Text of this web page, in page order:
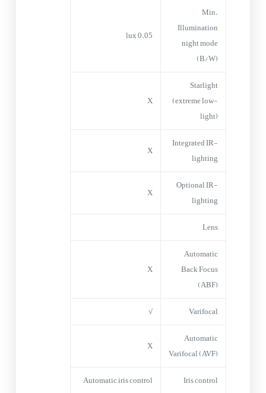
Min.
Illumination
night mode
(B/W)
0.05 lux
Starlight
(extreme low-
light)
X
Integrated IR-
lighting
X
Optional IR-
lighting
X
Lens
Automatic
Back Focus
(ABF)
X
Varifocal
√
Automatic
Varifocal (AVF)
X
Iris control
Automatic iris control